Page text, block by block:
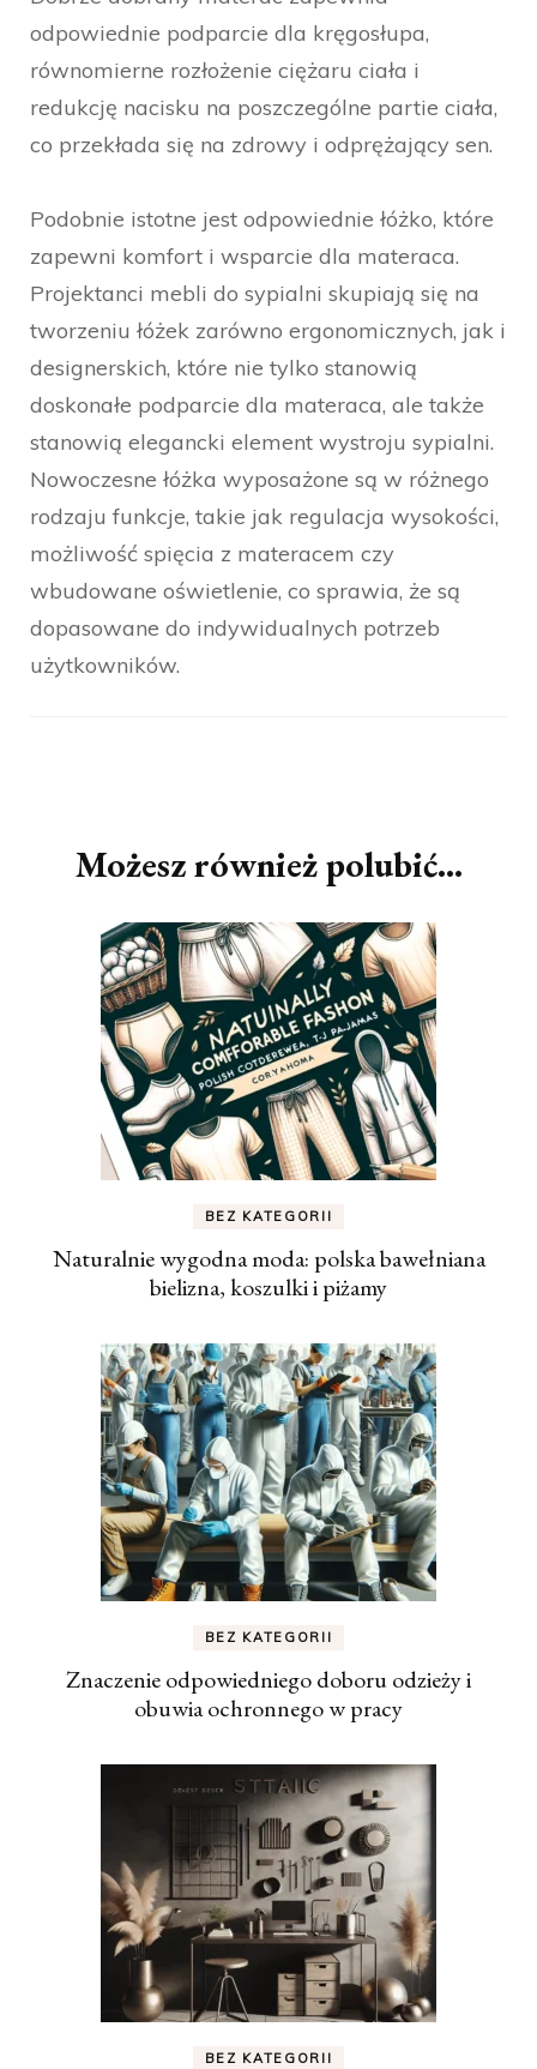
odpowiednie podparcie dla kręgosłupa,
równomierne rozłożenie ciężaru ciała i
redukcję nacisku na poszczególne partie ciała,
co przekłada się na zdrowy i odprężający sen.
Podobnie istotne jest odpowiednie łóżko, które
zapewni komfort i wsparcie dla materaca.
Projektanci mebli do sypialni skupiają się na
tworzeniu łóżek zarówno ergonomicznych, jak i
designerskich, które nie tylko stanowią
doskonałe podparcie dla materaca, ale także
stanowią elegancki element wystroju sypialni.
Nowoczesne łóżka wyposażone są w różnego
rodzaju funkcje, takie jak regulacja wysokości,
możliwość spięcia z materacem czy
wbudowane oświetlenie, co sprawia, że są
dopasowane do indywidualnych potrzeb
użytkowników.
Możesz również polubić…
BEZ KATEGORII
Naturalnie wygodna moda: polska bawełniana
bielizna, koszulki i piżamy
BEZ KATEGORII
Znaczenie odpowiedniego doboru odzieży i
obuwia ochronnego w pracy
BEZ KATEGORII